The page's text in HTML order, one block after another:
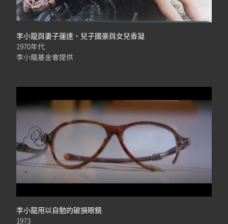
李小龍與妻子蓮達、兒子國豪與女兒香凝
1970年代
李小龍基金會提供
李小龍用以自勉的破損眼鏡
1973